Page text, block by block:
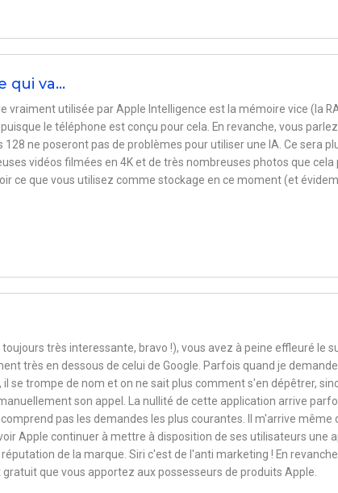
qui va…
vraiment utilisée par Apple Intelligence est la mémoire vice (la
le téléphone est conçu pour cela. En revanche, vous
128 ne poseront pas de problèmes pour utiliser une IA. Ce sera
vidéos filmées en 4K et de très nombreuses photos que cela
ce que vous utilisez comme stockage en ce moment (et
très interessante, bravo !), vous avez à peine effleuré le
très en dessous de celui de Google. Parfois quand je demande
se trompe de nom et on ne sait plus comment s'en dépêtrer,
son appel. La nullité de cette application arrive
pas les demandes les plus courantes. Il m'arrive même
Apple continuer à mettre à disposition de ses utilisateurs une
de la marque. Siri c'est de l'anti marketing ! En revanche
que vous apportez aux possesseurs de produits Apple.